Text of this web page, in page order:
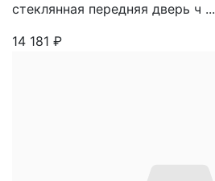
стеклянная передняя дверь ч ...
14 181 ₽